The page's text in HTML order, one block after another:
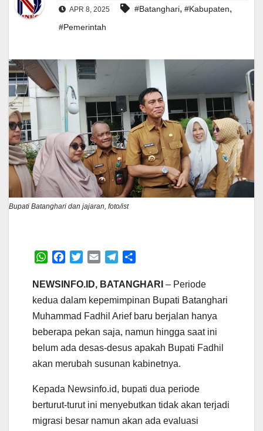
APR 8, 2025 #Batanghari, #Kabupaten,
#Pemerintah
Bupati Batanghari dan jajaran, foto/ist
W
a
t
A
p
p
c
e
o
o
k
i
t
e
r
a
i
l
e
r
a
m
a
r
NEWSINFO.ID, BATANGHARI – Periode
kedua dalam kepemimpinan Bupati Batanghari
Muhammad Fadhil Arief baru berjalan hanya
beberapa pekan saja, namun hingga saat ini
belum ada desas-desus apakah Bupati Fadhil
akan merubah susunan kabinetnya.
Kepada Newsinfo.id, bupati dua periode
berturut-turut ini menyebutkan tidak akan terjadi
migrasi besar namun akan ada evaluasi